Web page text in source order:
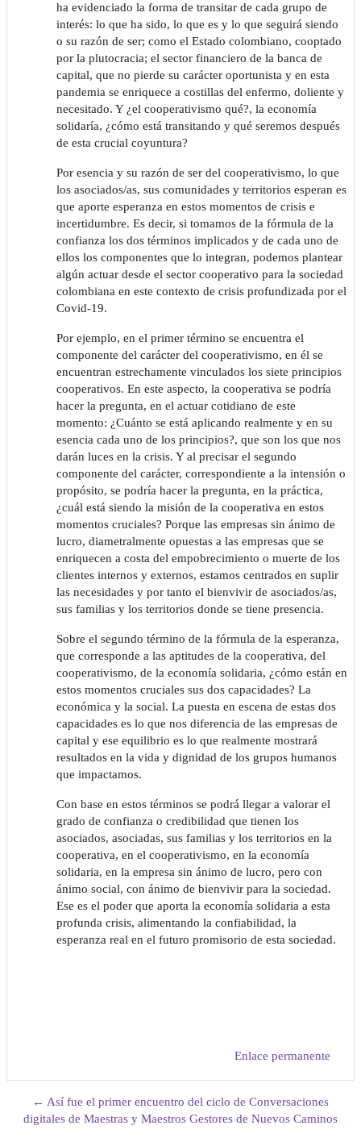
ha evidenciado la forma de transitar de cada grupo de
interés: lo que ha sido, lo que es y lo que seguirá siendo
o su razón de ser; como el Estado colombiano, cooptado
por la plutocracia; el sector financiero de la banca de
capital, que no pierde su carácter oportunista y en esta
pandemia se enriquece a costillas del enfermo, doliente y
necesitado. Y ¿el cooperativismo qué?, la economía
solidaría, ¿cómo está transitando y qué seremos después
de esta crucial coyuntura?
Por esencia y su razón de ser del cooperativismo, lo que
los asociados/as, sus comunidades y territorios esperan es
que aporte esperanza en estos momentos de crisis e
incertidumbre. Es decir, si tomamos de la fórmula de la
confianza los dos términos implicados y de cada uno de
ellos los componentes que lo integran, podemos plantear
algún actuar desde el sector cooperativo para la sociedad
colombiana en este contexto de crisis profundizada por el
Covid-19.
Por ejemplo, en el primer término se encuentra el
componente del carácter del cooperativismo, en él se
encuentran estrechamente vinculados los siete principios
cooperativos. En este aspecto, la cooperativa se podría
hacer la pregunta, en el actuar cotidiano de este
momento: ¿Cuánto se está aplicando realmente y en su
esencia cada uno de los principios?, que son los que nos
darán luces en la crisis. Y al precisar el segundo
componente del carácter, correspondiente a la intensión o
propósito, se podría hacer la pregunta, en la práctica,
¿cuál está siendo la misión de la cooperativa en estos
momentos cruciales? Porque las empresas sin ánimo de
lucro, diametralmente opuestas a las empresas que se
enriquecen a costa del empobrecimiento o muerte de los
clientes internos y externos, estamos centrados en suplir
las necesidades y por tanto el bienvivir de asociados/as,
sus familias y los territorios donde se tiene presencia.
Sobre el segundo término de la fórmula de la esperanza,
que corresponde a las aptitudes de la cooperativa, del
cooperativismo, de la economía solidaria, ¿cómo están en
estos momentos cruciales sus dos capacidades? La
económica y la social. La puesta en escena de estas dos
capacidades es lo que nos diferencia de las empresas de
capital y ese equilibrio es lo que realmente mostrará
resultados en la vida y dignidad de los grupos humanos
que impactamos.
Con base en estos términos se podrá llegar a valorar el
grado de confianza o credibilidad que tienen los
asociados, asociadas, sus familias y los territorios en la
cooperativa, en el cooperativismo, en la economía
solidaria, en la empresa sin ánimo de lucro, pero con
ánimo social, con ánimo de bienvivir para la sociedad.
Ese es el poder que aporta la economía solidaria a esta
profunda crisis, alimentando la confiabilidad, la
esperanza real en el futuro promisorio de esta sociedad.
Enlace permanente
← Así fue el primer encuentro del ciclo de Conversaciones
digitales de Maestras y Maestros Gestores de Nuevos Caminos